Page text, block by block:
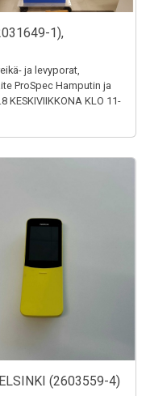
1),
ja levyporat,
ProSpec Hamputin ja
KESKIVIIKKONA KLO 11-
(2603559-4)